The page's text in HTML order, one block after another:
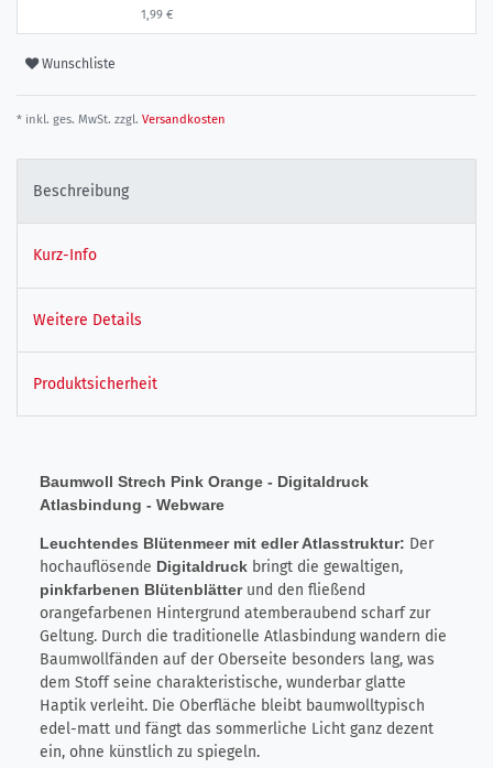
1,99 €
Wunschliste
* inkl. ges. MwSt. zzgl. Versandkosten
Beschreibung
Kurz-Info
Weitere Details
Produktsicherheit
Baumwoll Strech Pink Orange - Digitaldruck
Atlasbindung - Webware
Leuchtendes Blütenmeer mit edler Atlasstruktur: Der
hochauflösende Digitaldruck bringt die gewaltigen,
pinkfarbenen Blütenblätterund den fließend
orangefarbenen Hintergrund atemberaubend scharf zur
Geltung. Durch die traditionelle Atlasbindung wandern die
Baumwollfänden auf der Oberseite besonders lang, was
dem Stoff seine charakteristische, wunderbar glatte
Haptik verleiht. Die Oberfläche bleibt baumwolltypisch
edel-matt und fängt das sommerliche Licht ganz dezent
ein, ohne künstlich zu spiegeln.